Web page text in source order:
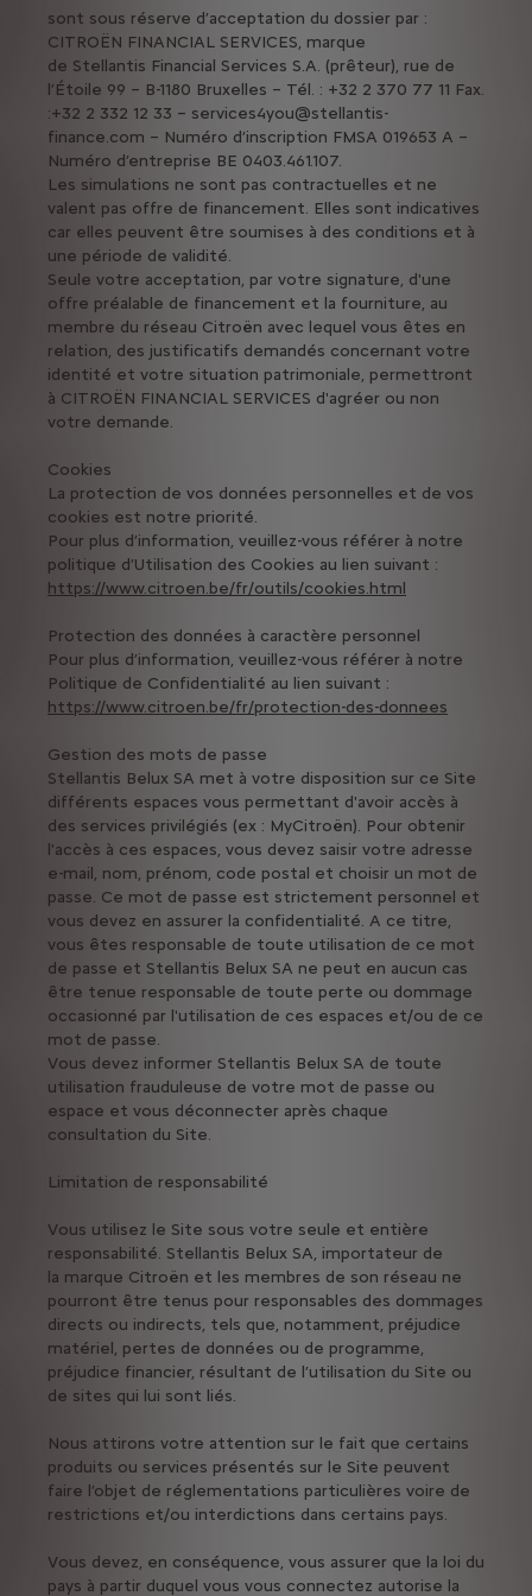
sont sous réserve d’acceptation du dossier par :
CITROËN FINANCIAL SERVICES, marque
de Stellantis Financial Services S.A. (prêteur), rue de
l’Étoile 99 – B-1180 Bruxelles – Tél. : +32 2 370 77 11 Fax.
:+32 2 332 12 33 – services4you@stellantis-
finance.com – Numéro d’inscription FMSA 019653 A –
Numéro d’entreprise BE 0403.461.107.
Les simulations ne sont pas contractuelles et ne
valent pas offre de financement. Elles sont indicatives
car elles peuvent être soumises à des conditions et à
une période de validité.
Seule votre acceptation, par votre signature, d'une
offre préalable de financement et la fourniture, au
membre du réseau Citroën avec lequel vous êtes en
relation, des justificatifs demandés concernant votre
identité et votre situation patrimoniale, permettront
à CITROËN FINANCIAL SERVICES d'agréer ou non
votre demande.
Cookies
La protection de vos données personnelles et de vos
cookies est notre priorité.
Pour plus d’information, veuillez-vous référer à notre
politique d’Utilisation des Cookies au lien suivant :
https://www.citroen.be/fr/outils/cookies.html
Protection des données à caractère personnel
Pour plus d’information, veuillez-vous référer à notre
Politique de Confidentialité au lien suivant :
https://www.citroen.be/fr/protection-des-donnees
Gestion des mots de passe
Stellantis Belux SA met à votre disposition sur ce Site
différents espaces vous permettant d'avoir accès à
des services privilégiés (ex : MyCitroën). Pour obtenir
l'accès à ces espaces, vous devez saisir votre adresse
e-mail, nom, prénom, code postal et choisir un mot de
passe. Ce mot de passe est strictement personnel et
vous devez en assurer la confidentialité. A ce titre,
vous êtes responsable de toute utilisation de ce mot
de passe et Stellantis Belux SA ne peut en aucun cas
être tenue responsable de toute perte ou dommage
occasionné par l'utilisation de ces espaces et/ou de ce
mot de passe.
Vous devez informer Stellantis Belux SA de toute
utilisation frauduleuse de votre mot de passe ou
espace et vous déconnecter après chaque
consultation du Site.
Limitation de responsabilité
Vous utilisez le Site sous votre seule et entière
responsabilité. Stellantis Belux SA, importateur de
la marque Citroën et les membres de son réseau ne
pourront être tenus pour responsables des dommages
directs ou indirects, tels que, notamment, préjudice
matériel, pertes de données ou de programme,
préjudice financier, résultant de l’utilisation du Site ou
de sites qui lui sont liés.
Nous attirons votre attention sur le fait que certains
produits ou services présentés sur le Site peuvent
faire l’objet de réglementations particulières voire de
restrictions et/ou interdictions dans certains pays.
Vous devez, en conséquence, vous assurer que la loi du
pays à partir duquel vous vous connectez autorise la